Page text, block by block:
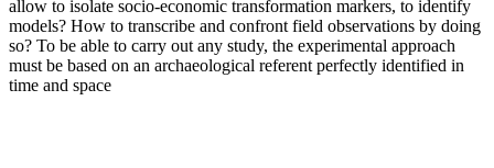
allow to isolate socio-economic transformation markers, to identify
models? How to transcribe and confront field observations by doing
so? To be able to carry out any study, the experimental approach
must be based on an archaeological referent perfectly identified in
time and space